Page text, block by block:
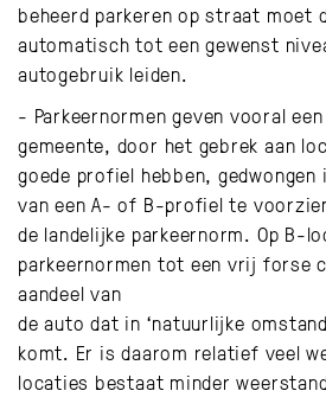
beheerd parkeren op straat moet
automatisch tot een gewenst
autogebruik leiden.
- Parkeernormen geven vooral
gemeente, door het gebrek aan
goede profiel hebben,
van een A- of B-profiel te
de landelijke parkeernorm. Op B-
parkeernormen tot een vrij forse
aandeel van
de auto dat in ‘natuurlijke
komt. Er is daarom relatief veel
locaties bestaat minder